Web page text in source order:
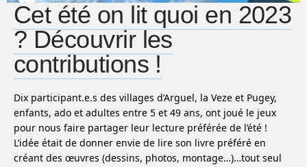
Cet été on lit quoi en 2023
? Découvrir les
contributions !
Dix participant.e.s des villages d’Arguel, la Veze et Pugey,
enfants, ado et adultes entre 5 et 49 ans, ont joué le jeux
pour nous faire partager leur lecture préférée de l’été !
L’idée était de donner envie de lire son livre préféré en
créant des œuvres (dessins, photos, montage…)…tout seul